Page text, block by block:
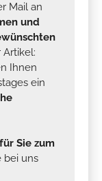
Mail an
und
Artikel:
Ihnen
ein
Sie zum
bei uns